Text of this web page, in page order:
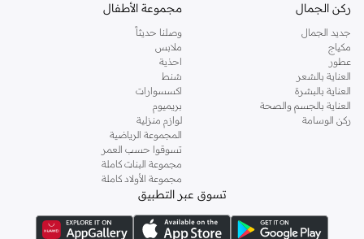
ركن الجمال
جديد الجمال
مكياج
عطور
العناية بالشعر
العناية بالبشرة
العناية بالجسم والصحة
ركن الوسامة
مجموعة الأطفال
وصلنا حديثاً
ملابس
احذية
شنط
اكسسوارات
بريميوم
لوازم منزلية
المجموعة الرياضية
تسوقوا حسب العمر
مجموعة البنات كاملة
مجموعة الأولاد كاملة
تسوق عبر التطبيق